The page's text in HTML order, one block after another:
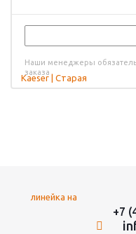
Наши менеджеры
заказа
+7